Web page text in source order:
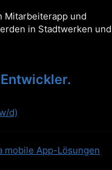
Mitarbeiterapp und
in Stadtwerken und
d)
mobile App-Lösungen